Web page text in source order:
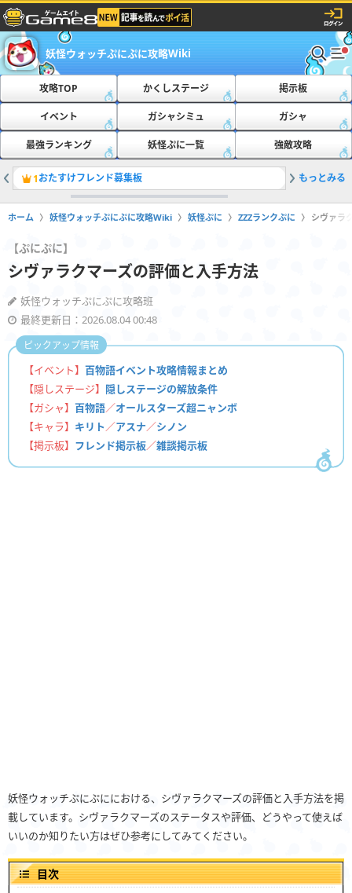
妖怪ウォッチぷにぷに攻略Wiki
攻略TOP かくしステージ 掲示板
イベント ガシャシミュ ガシャ
最強ランキング 妖怪ぷに一覧 強敵攻略
1おたすけフレンド募集板 2ともだ
もっとみる
ホーム 妖怪ウォッチぷにぷに攻略Wiki 妖怪ぷに ZZZランクぷに シヴァラ
【ぷにぷに】
シヴァラクマーズの評価と入手方法
妖怪ウォッチぷにぷに攻略班
最終更新日：2026.08.04 00:48
【イベント】 百物語イベント攻略情報まとめ
【隠しステージ】 隠しステージの解放条件
【ガシャ】 百物語／オールスターズ超ニャンボ
【キャラ】 キリト／アスナ／シノン
【掲示板】 フレンド掲示板／雑談掲示板
ピックアップ情報
妖怪ウォッチぷにぷににおける、シヴァラクマーズの評価と入手方法を掲
載しています。シヴァラクマーズのステータスや評価、どうやって使えば
いいのか知りたい方はぜひ参考にしてみてください。
目次